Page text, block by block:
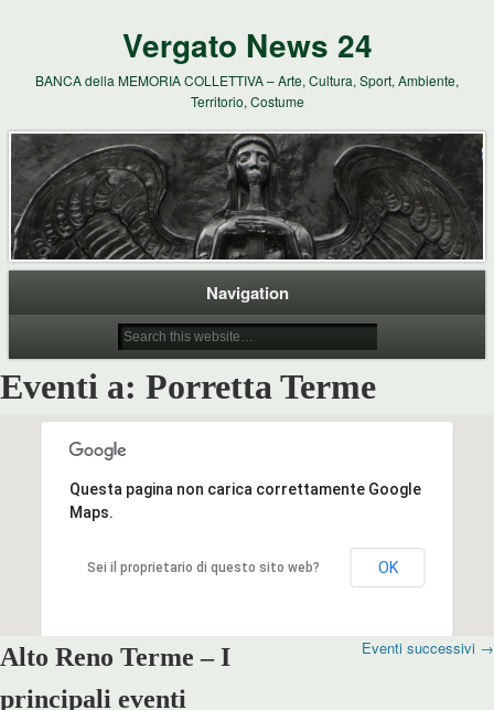
Vergato News 24
BANCA della MEMORIA COLLETTIVA – Arte, Cultura, Sport, Ambiente,
Territorio, Costume
Navigation
Eventi a: Porretta Terme
Questa pagina non carica correttamente Google
Maps.
Sei il proprietario di questo sito web? OK
Eventi successivi →
Alto Reno Terme – I
principali eventi